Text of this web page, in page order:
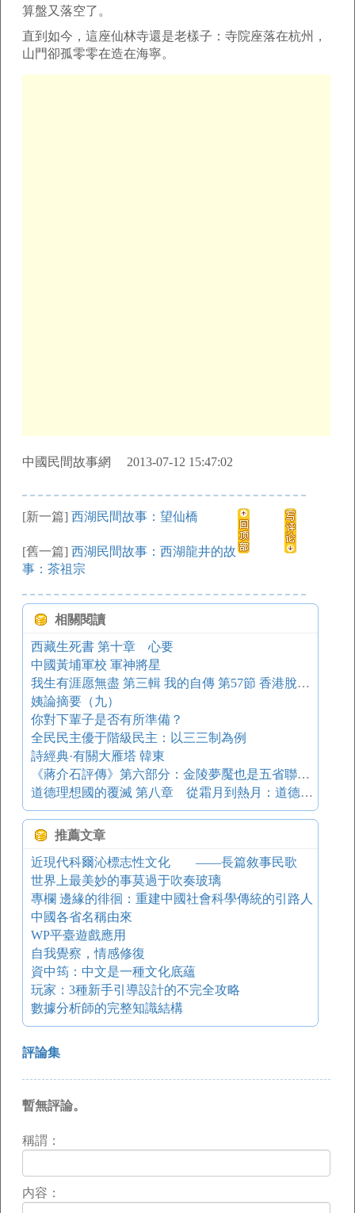
算盤又落空了。
直到如今，這座仙林寺還是老樣子：寺院座落在杭州，
山門卻孤零零在造在海寧。
中國民間故事網 2013-07-12 15:47:02
[新一篇] 西湖民間故事：望仙橋
[舊一篇] 西湖民間故事：西湖龍井的故
事：茶祖宗
相關閱讀
西藏生死書 第十章 心要
中國黃埔軍校 軍神將星
我生有涯愿無盡 第三輯 我的自傳 第57節 香港脫險寄寬恕兩兒（2）
姨論摘要（九）
你對下輩子是否有所準備？
全民民主優于階級民主：以三三制為例
詩經典·有關大雁塔 韓東
《蔣介石評傳》第六部分：金陵夢魘也是五省聯軍總司令
道德理想國的覆滅 第八章 從霜月到熱月：道德理想國盛極而亡 三、花月法令——最高主宰開設道德宗教
推薦文章
近現代科爾沁標志性文化 ——長篇敘事民歌
世界上最美妙的事莫過于吹奏玻璃
專欄 邊緣的徘徊：重建中國社會科學傳統的引路人
中國各省名稱由來
WP平臺遊戲應用
自我覺察，情感修復
資中筠：中文是一種文化底蘊
玩家：3種新手引導設計的不完全攻略
數據分析師的完整知識結構
評論集
暫無評論。
稱謂：
内容：